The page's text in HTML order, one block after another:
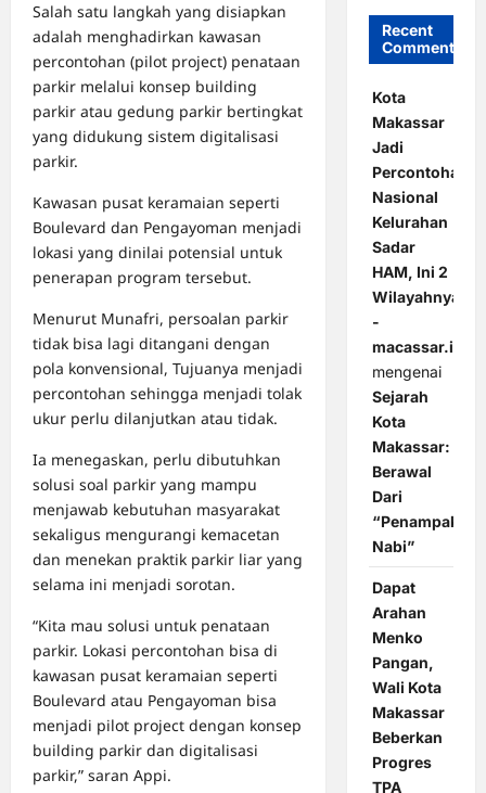
Salah satu langkah yang disiapkan
adalah menghadirkan kawasan
percontohan (pilot project) penataan
parkir melalui konsep building
parkir atau gedung parkir bertingkat
yang didukung sistem digitalisasi
parkir.
Kawasan pusat keramaian seperti
Boulevard dan Pengayoman menjadi
lokasi yang dinilai potensial untuk
penerapan program tersebut.
Menurut Munafri, persoalan parkir
tidak bisa lagi ditangani dengan
pola konvensional, Tujuanya menjadi
percontohan sehingga menjadi tolak
ukur perlu dilanjutkan atau tidak.
Ia menegaskan, perlu dibutuhkan
solusi soal parkir yang mampu
menjawab kebutuhan masyarakat
sekaligus mengurangi kemacetan
dan menekan praktik parkir liar yang
selama ini menjadi sorotan.
“Kita mau solusi untuk penataan
parkir. Lokasi percontohan bisa di
kawasan pusat keramaian seperti
Boulevard atau Pengayoman bisa
menjadi pilot project dengan konsep
building parkir dan digitalisasi
parkir,” saran Appi.
Recent
Comments
Kota
Makassar
Jadi
Percontohan
Nasional
Kelurahan
Sadar
HAM, Ini 2
Wilayahnya
-
macassar.id
mengenai
Sejarah
Kota
Makassar:
Berawal
Dari
“Penampakan
Nabi”
Dapat
Arahan
Menko
Pangan,
Wali Kota
Makassar
Beberkan
Progres
TPA